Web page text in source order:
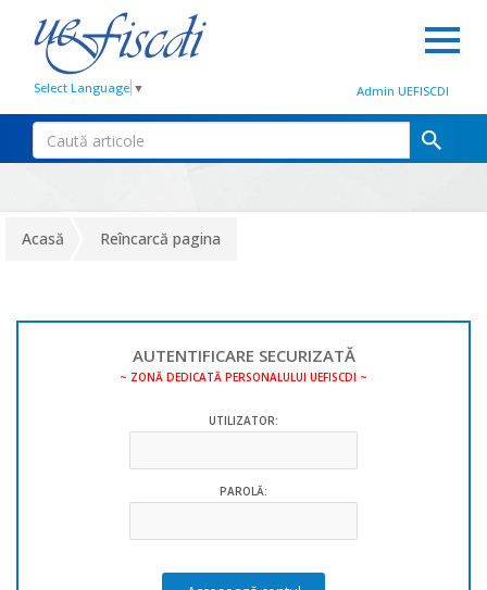
Select Language ▼ Admin UEFISCDI
Acasă Reîncarcă pagina
AUTENTIFICARE SECURIZATĂ
~ ZONĂ DEDICATĂ PERSONALULUI UEFISCDI ~
UTILIZATOR:
PAROLĂ: